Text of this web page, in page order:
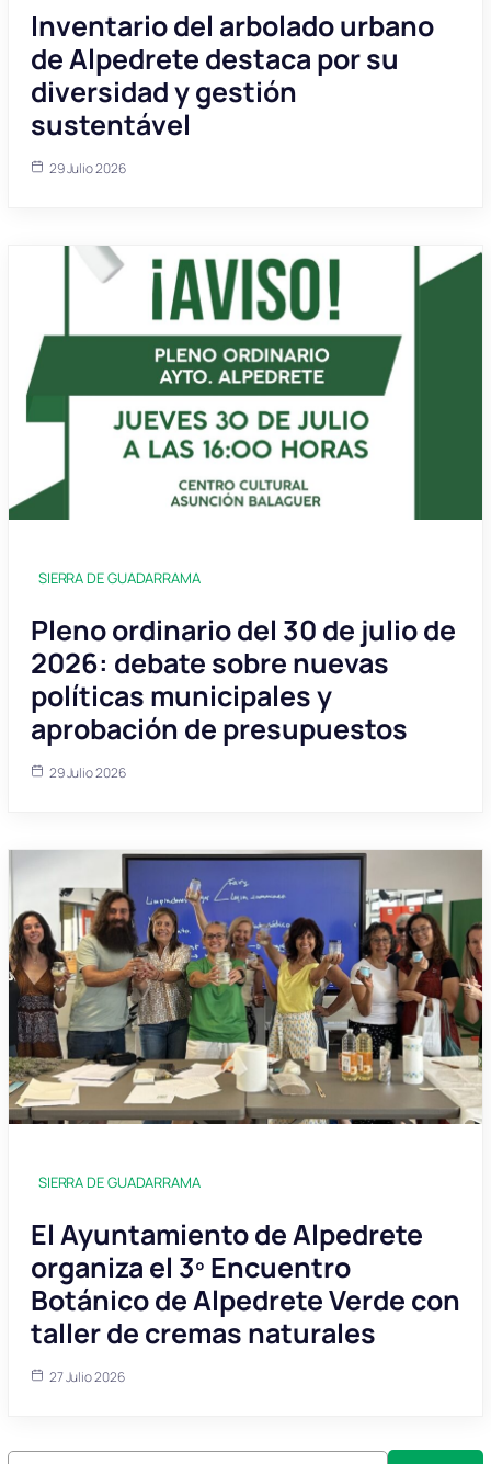
Inventario del arbolado urbano
de Alpedrete destaca por su
diversidad y gestión
sustentável
29 Julio 2026
SIERRA DE GUADARRAMA
Pleno ordinario del 30 de julio de
2026: debate sobre nuevas
políticas municipales y
aprobación de presupuestos
29 Julio 2026
SIERRA DE GUADARRAMA
El Ayuntamiento de Alpedrete
organiza el 3º Encuentro
Botánico de Alpedrete Verde con
taller de cremas naturales
27 Julio 2026